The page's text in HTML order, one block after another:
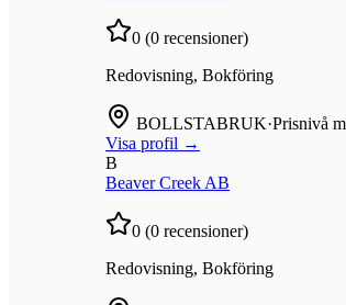
0 (0 recensioner)
Redovisning, Bokföring
BOLLSTABRUK·Prisnivå
Visa profil →
B
Beaver Creek AB
0 (0 recensioner)
Redovisning, Bokföring